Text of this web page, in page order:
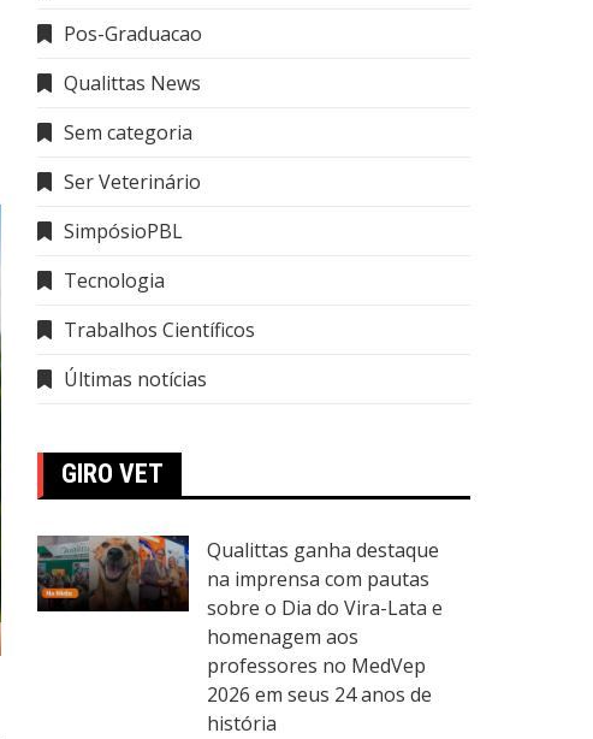
Pos-Graduacao
Qualittas News
Sem categoria
Ser Veterinário
SimpósioPBL
Tecnologia
Trabalhos Científicos
Últimas notícias
GIRO VET
Qualittas ganha destaque
na imprensa com pautas
sobre o Dia do Vira-Lata e
homenagem aos
professores no MedVep
2026 em seus 24 anos de
história